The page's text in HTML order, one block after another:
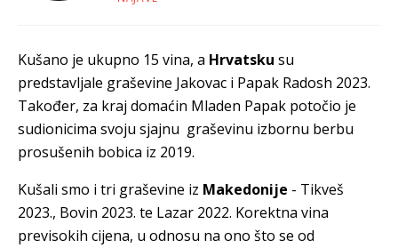
Kušano je ukupno 15 vina, a Hrvatsku su
predstavljale graševine Jakovac i Papak Radosh 2023.
Također, za kraj domaćin Mladen Papak potočio je
sudionicima svoju sjajnu graševinu izbornu berbu
prosušenih bobica iz 2019.
Kušali smo i tri graševine iz Makedonije - Tikveš
2023., Bovin 2023. te Lazar 2022. Korektna vina
previsokih cijena, u odnosu na ono što se od